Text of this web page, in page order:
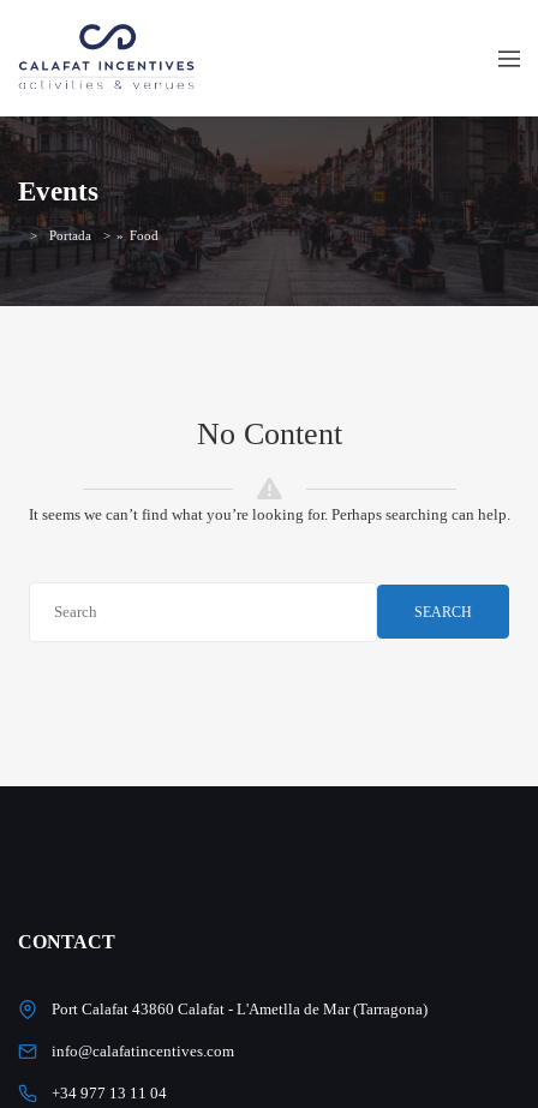
Events
Portada » Food
No Content
It seems we can’t find what you’re looking for. Perhaps searching can help.
SEARCH
CONTACT
Port Calafat 43860 Calafat - L'Ametlla de Mar (Tarragona)
info@calafatincentives.com
+34 977 13 11 04